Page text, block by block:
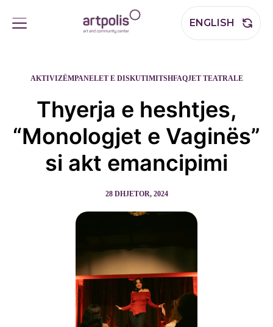
ENGLISH
AKTIVIZËMPANELET E DISKUTIMITSHFAQJET TEATRALE
Thyerja e heshtjes,
“Monologjet e Vaginës”
si akt emancipimi
28 DHJETOR, 2024